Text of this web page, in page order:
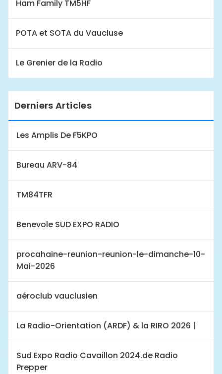
Ham Family TM5HF
POTA et SOTA du Vaucluse
Le Grenier de la Radio
Derniers Articles
Les Amplis De F5KPO
Bureau ARV-84
TM84TFR
Benevole SUD EXPO RADIO
procahaine-reunion-reunion-le-dimanche-10-
Mai-2026
aéroclub vauclusien
La Radio-Orientation (ARDF) & la RIRO 2026 |
Sud Expo Radio Cavaillon 2024.de Radio
Prepper